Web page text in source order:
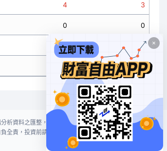
4 3
0 0
0 0
4 3
析資料之匯整，本網站對投資人買賣不作任何建議或暗
全責，投資前請謹慎評估風險。